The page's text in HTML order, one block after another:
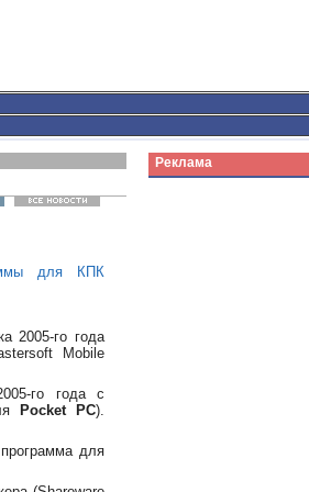
для КПК
2005-го года
Mobile
го года с
Pocket PC).
для
Реклама